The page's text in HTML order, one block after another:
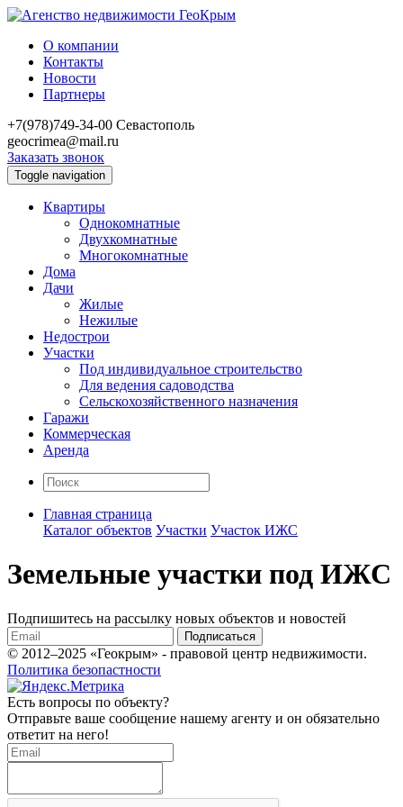
О компании
Контакты
Новости
Партнеры
+7(978)749-34-00 Севастополь
geocrimea@mail.ru
Заказать звонок
Toggle navigation
Квартиры
Однокомнатные
Двухкомнатные
Многокомнатные
Дома
Дачи
Жилые
Нежилые
Недострои
Участки
Под индивидуальное строительство
Для ведения садоводства
Сельскохозяйственного назначения
Гаражи
Коммерческая
Аренда
Главная страница
Каталог объектов Участки Участок ИЖС
Земельные участки под ИЖС
Подпишитесь на рассылку новых объектов и новостей
Подписаться
© 2012–2025 «Геокрым» - правовой центр недвижимости.
Политика безопастности
Есть вопросы по объекту?
Отправьте ваше сообщение нашему агенту и он обязательно
ответит на него!